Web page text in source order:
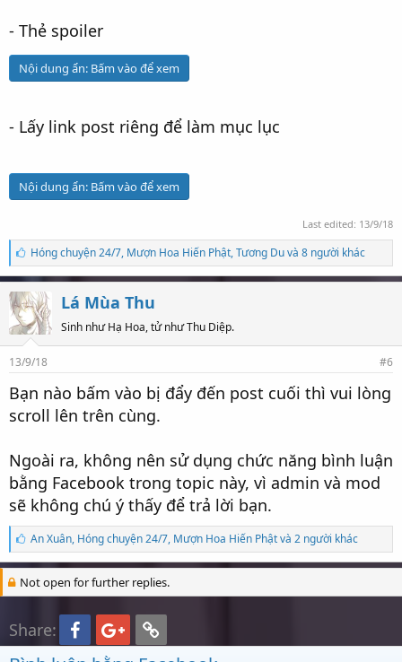
- Thẻ spoiler
Nội dung ẩn: Bấm vào để xem
- Lấy link post riêng để làm mục lục
Nội dung ẩn: Bấm vào để xem
Last edited: 13/9/18
S
ố
l
ư
ợ
t
t
í
h
:
Hóng chuyện 24/7, Mượn Hoa Hiến Phật,Tương Du và 8 người khác
Lá Mùa Thu
Sinh như Hạ Hoa, tử như Thu Diệp.
13/9/18 #6
Bạn nào bấm vào bị đẩy đến post cuối thì vui lòng
scroll lên trên cùng.
Ngoài ra, không nên sử dụng chức năng bình luận
bằng Facebook trong topic này, vì admin và mod
sẽ không chú ý thấy để trả lời bạn.
S
ố
l
ư
ợ
t
h
An Xuân, Hóng chuyện 24/7, Mượn Hoa Hiến Phật và 2 người khác
Not open for further replies.
Share: Facebook
Google+